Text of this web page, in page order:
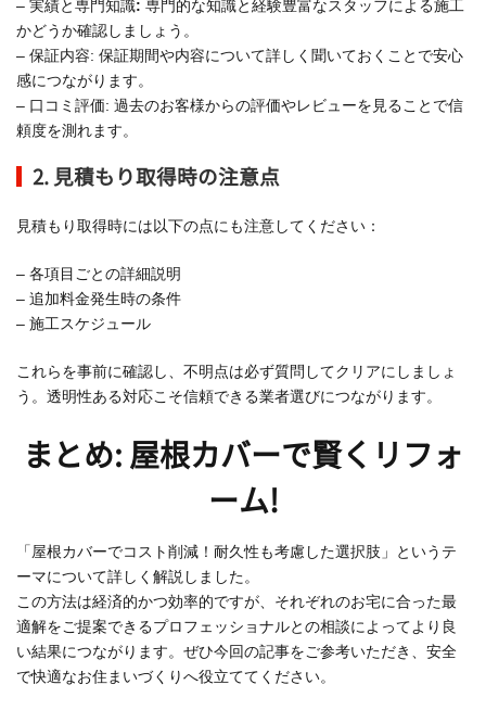
– 実績と専門知識: 専門的な知識と経験豊富なスタッフによる施工
かどうか確認しましょう。
– 保証内容: 保証期間や内容について詳しく聞いておくことで安心
感につながります。
– 口コミ評価: 過去のお客様からの評価やレビューを見ることで信
頼度を測れます。
2. 見積もり取得時の注意点
見積もり取得時には以下の点にも注意してください：
– 各項目ごとの詳細説明
– 追加料金発生時の条件
– 施工スケジュール
これらを事前に確認し、不明点は必ず質問してクリアにしましょ
う。透明性ある対応こそ信頼できる業者選びにつながります。
まとめ: 屋根カバーで賢くリフォ
ーム!
「屋根カバーでコスト削減！耐久性も考慮した選択肢」というテ
ーマについて詳しく解説しました。
この方法は経済的かつ効率的ですが、それぞれのお宅に合った最
適解をご提案できるプロフェッショナルとの相談によってより良
い結果につながります。ぜひ今回の記事をご参考いただき、安全
で快適なお住まいづくりへ役立ててください。